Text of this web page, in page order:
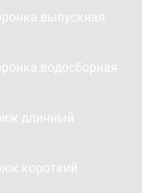
выпускная
водосборная
длинный
короткий